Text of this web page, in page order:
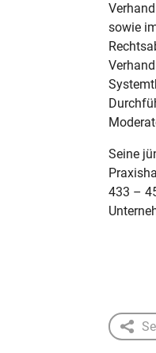
sowie
Seine
433 –